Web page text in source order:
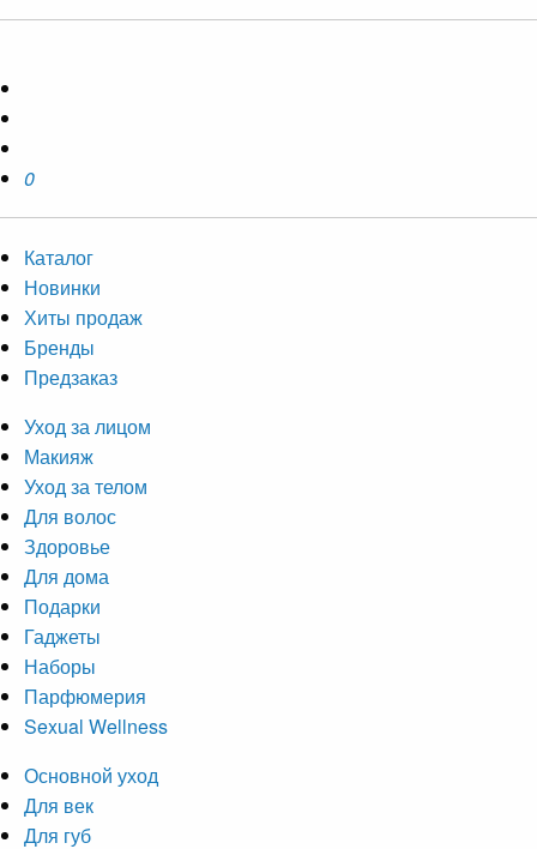
0
Каталог
Новинки
Хиты продаж
Бренды
Предзаказ
Уход за лицом
Макияж
Уход за телом
Для волос
Здоровье
Для дома
Подарки
Гаджеты
Наборы
Парфюмерия
Sexual Wellness
Основной уход
Для век
Для губ